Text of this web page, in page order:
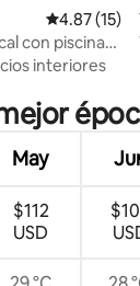
Calificación
4.87 (15)
con piscina
interiores
May
$112
USD